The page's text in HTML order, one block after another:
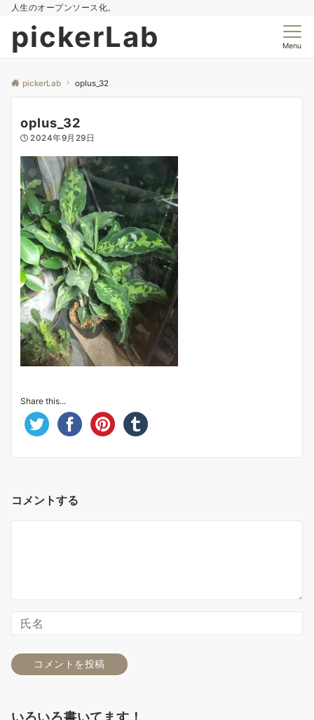
人生のオープンソース化。
pickerLab Menu
pickerLab oplus_32
oplus_32
2024年9月29日
Share this...
コメントする
いろいろ書いてます！